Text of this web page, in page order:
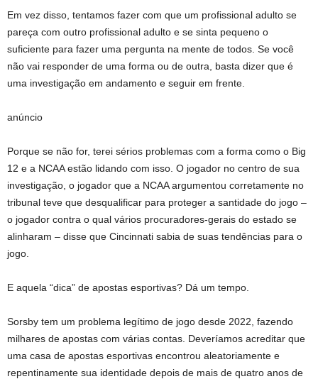
Em vez disso, tentamos fazer com que um profissional adulto se
pareça com outro profissional adulto e se sinta pequeno o
suficiente para fazer uma pergunta na mente de todos. Se você
não vai responder de uma forma ou de outra, basta dizer que é
uma investigação em andamento e seguir em frente.
anúncio
Porque se não for, terei sérios problemas com a forma como o Big
12 e a NCAA estão lidando com isso. O jogador no centro de sua
investigação, o jogador que a NCAA argumentou corretamente no
tribunal teve que desqualificar para proteger a santidade do jogo –
o jogador contra o qual vários procuradores-gerais do estado se
alinharam – disse que Cincinnati sabia de suas tendências para o
jogo.
E aquela “dica” de apostas esportivas? Dá um tempo.
Sorsby tem um problema legítimo de jogo desde 2022, fazendo
milhares de apostas com várias contas. Deveríamos acreditar que
uma casa de apostas esportivas encontrou aleatoriamente e
repentinamente sua identidade depois de mais de quatro anos de